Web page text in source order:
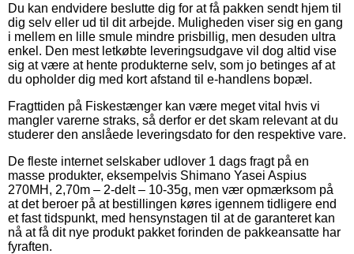
Du kan endvidere beslutte dig for at få pakken sendt hjem til
dig selv eller ud til dit arbejde. Muligheden viser sig en gang
i mellem en lille smule mindre prisbillig, men desuden ultra
enkel. Den mest letkøbte leveringsudgave vil dog altid vise
sig at være at hente produkterne selv, som jo betinges af at
du opholder dig med kort afstand til e-handlens bopæl.
Fragttiden på Fiskestænger kan være meget vital hvis vi
mangler varerne straks, så derfor er det skam relevant at du
studerer den anslåede leveringsdato for den respektive vare.
De fleste internet selskaber udlover 1 dags fragt på en
masse produkter, eksempelvis Shimano Yasei Aspius
270MH, 2,70m – 2-delt – 10-35g, men vær opmærksom på
at det beroer på at bestillingen køres igennem tidligere end
et fast tidspunkt, med hensynstagen til at de garanteret kan
nå at få dit nye produkt pakket forinden de pakkeansatte har
fyraften.